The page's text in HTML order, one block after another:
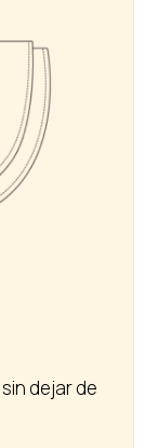
sin dejar de